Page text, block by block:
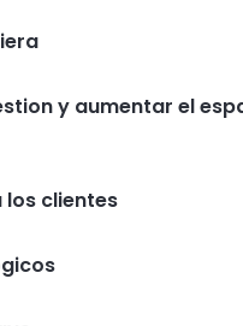
y aumentar el
los clientes